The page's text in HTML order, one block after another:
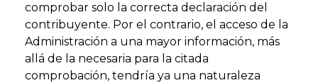
comprobar solo la correcta declaración del
contribuyente. Por el contrario, el acceso de la
Administración a una mayor información, más
allá de la necesaria para la citada
comprobación, tendría ya una naturaleza